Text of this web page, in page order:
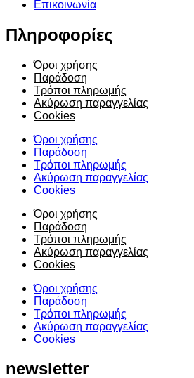
Επικοινωνία
Πληροφορίες
Όροι χρήσης
Παράδοση
Τρόποι πληρωμής
Ακύρωση παραγγελίας
Cookies
Όροι χρήσης
Παράδοση
Τρόποι πληρωμής
Ακύρωση παραγγελίας
Cookies
Όροι χρήσης
Παράδοση
Τρόποι πληρωμής
Ακύρωση παραγγελίας
Cookies
Όροι χρήσης
Παράδοση
Τρόποι πληρωμής
Ακύρωση παραγγελίας
Cookies
newsletter